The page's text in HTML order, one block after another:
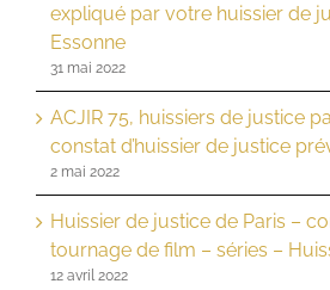
expliqué par votre huissier de
Essonne
31 mai 2022
ACJIR 75, huissiers de justice
constat d’huissier de justice
2 mai 2022
Huissier de justice de Paris –
tournage de film – séries –
12 avril 2022